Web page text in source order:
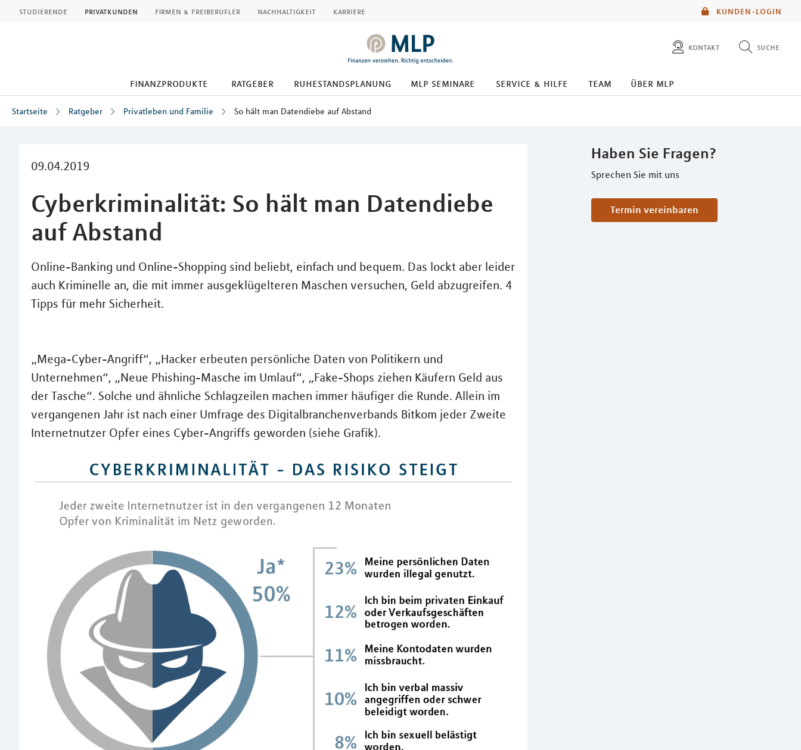
KUNDEN-LOGIN
studierende privatkunden firmen & freiberufler nachhaltigkeit karriere
kontakt suche
diese website durchsuchen
finanzprodukte ratgeber ruhestandsplanung mlp seminare service & hilfe team über mlp
Startseite Ratgeber Privatleben und Familie So hält man Datendiebe auf Abstand
09.04.2019
Cyberkriminalität: So hält man Datendiebe
auf Abstand
Online-Banking und Online-Shopping sind beliebt, einfach und bequem. Das lockt aber leider
auch Kriminelle an, die mit immer ausgeklügelteren Maschen versuchen, Geld abzugreifen. 4
Tipps für mehr Sicherheit.
Haben Sie Fragen?
Sprechen Sie mit uns
Termin vereinbaren
„Mega-Cyber-Angriff“, „Hacker erbeuten persönliche Daten von Politikern und
Unternehmen“, „Neue Phishing-Masche im Umlauf“, „Fake-Shops ziehen Käufern Geld aus
der Tasche“. Solche und ähnliche Schlagzeilen machen immer häufiger die Runde. Allein im
vergangenen Jahr ist nach einer Umfrage des Digitalbranchenverbands Bitkom jeder Zweite
Internetnutzer Opfer eines Cyber-Angriffs geworden (siehe Grafik).